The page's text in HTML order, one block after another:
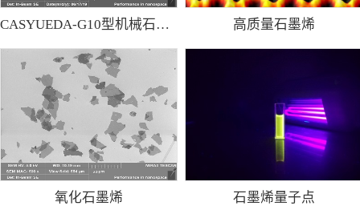
CASYUEDA-G10型机械石墨烯粉 高质量石墨烯
氧化石墨烯 石墨烯量子点